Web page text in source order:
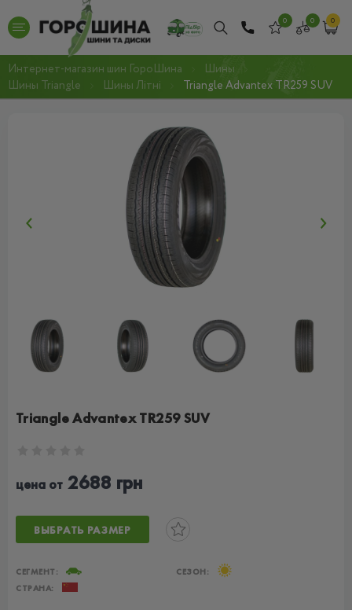
0 0 0
Интернет-магазин шин ГороШина
Шины
Шины Triangle
Шины Літні Triangle Advantex TR259 SUV
Triangle Advantex TR259 SUV
цена от 2688 грн
ВЫБРАТЬ РАЗМЕР
СЕГМЕНТ:
СЕЗОН:
СТРАНА: